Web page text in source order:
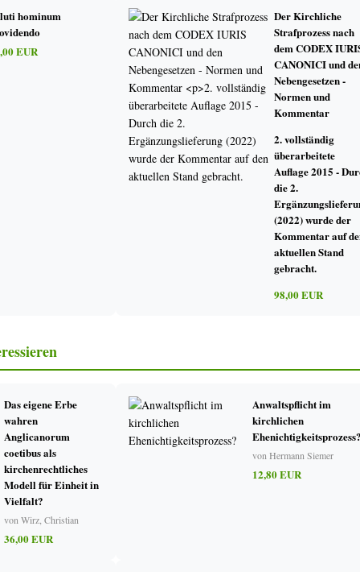
Ausnahmerecht bei der Sakramentenspendung in Notfällen, das
Bischofs – Effizient, professionell, zielorientiert?
Institution und Spontaneität. Kanonistische Erwägungen
in den Jahren 1964 und 1987
DIE PLURALITÄT DER LEBENSWIRKLICHKEITEN
(c. 1057 CIC) und Konsensmängel (cc. 1095-1103 CIC) einander?
des Eherechts Konsequenzen für die Verwaltungskanonis-tik?
zwischen Katholiken und Orthodoxen anzuwen-den? Eine
GETRENNTEN KIRCHEN UND KIRCHLICHEN GEMEIN-
katholischen Kirchenverfassung
und die nichtkatholischen Kirchen und kirchlichen Gemein-schaften
und das kanonische Recht
ökumenischen Dialogs, vor allem im Hinblick auf die Altka-tholiken
Stellung der nichtkatholischen Christen im CIC/1983
hominum
EUR
Der Kirchliche
Strafprozess nach
dem CODEX
CANONICI und
Nebengesetzen -
Normen und
Kommentar
2. vollständig
überarbeitete
Auflage 2015 -
die 2.
(2022) wurde der
Kommentar auf
aktuellen Stand
gebracht.
98,00 EUR
Das eigene Erbe
wahren
Anglicanorum
coetibus als
kirchenrechtliches
Modell für Einheit in
Vielfalt?
von Wirz, Christian
36,00 EUR
Anwaltspflicht im
kirchlichen
Ehenichtigkeitsprozess?
von Hermann Siemer
12,80 EUR